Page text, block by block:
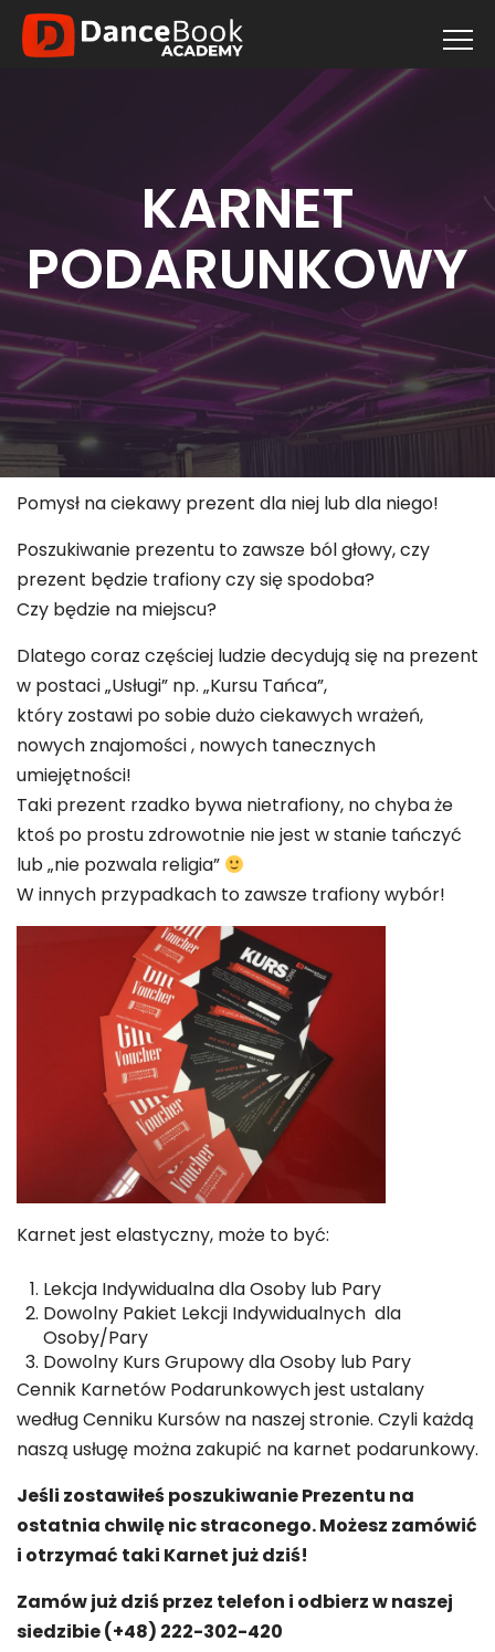
KARNET
PODARUNKOWY
Pomysł na ciekawy prezent dla niej lub dla niego!
Poszukiwanie prezentu to zawsze ból głowy, czy
prezent będzie trafiony czy się spodoba?
Czy będzie na miejscu?
Dlatego coraz częściej ludzie decydują się na prezent
w postaci „Usługi” np. „Kursu Tańca”,
który zostawi po sobie dużo ciekawych wrażeń,
nowych znajomości , nowych tanecznych
umiejętności!
Taki prezent rzadko bywa nietrafiony, no chyba że
ktoś po prostu zdrowotnie nie jest w stanie tańczyć
lub „nie pozwala religia”
W innych przypadkach to zawsze trafiony wybór!
Karnet jest elastyczny, może to być:
Lekcja Indywidualna dla Osoby lub Pary
Dowolny Pakiet Lekcji Indywidualnych dla
Osoby/Pary
Dowolny Kurs Grupowy dla Osoby lub Pary
Cennik Karnetów Podarunkowych jest ustalany
według Cenniku Kursów na naszej stronie. Czyli każdą
naszą usługę można zakupić na karnet podarunkowy.
Jeśli zostawiłeś poszukiwanie Prezentu na
ostatnia chwilę nic straconego. Możesz zamówić
i otrzymać taki Karnet już dziś!
Zamów już dziś przez telefon i odbierz w naszej
siedzibie (+48) 222-302-420